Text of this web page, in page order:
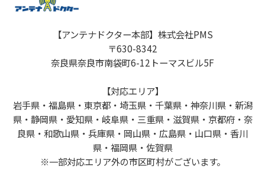
【アンテナドクター本部】株式会社PMS
〒630-8342
奈良県奈良市南袋町6-12トーマスビル5F
【対応エリア】
岩手県・福島県・東京都・埼玉県・千葉県・神奈川県・新潟
県・静岡県・愛知県・岐阜県・三重県・滋賀県・京都府・奈
良県・和歌山県・兵庫県・岡山県・広島県・山口県・香川
県・福岡県・佐賀県
※一部対応エリア外の市区町村がございます。